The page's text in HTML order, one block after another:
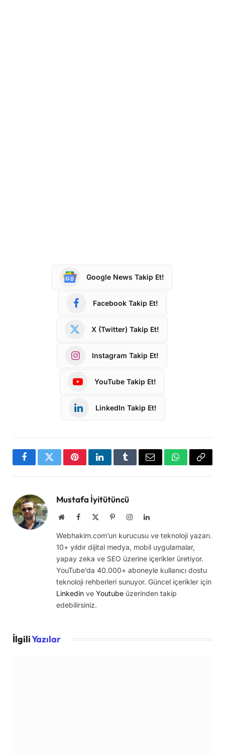
Google News Takip Et!
Facebook Takip Et!
X (Twitter) Takip Et!
Instagram Takip Et!
YouTube Takip Et!
LinkedIn Takip Et!
FacebookTwitterPinterestLinkedInTumblrEmail WhatsApp
Copy
Mustafa İyitütüncü
WebsiteFacebook PinterestInstagramLinkedIn
Webhakim.com’un kurucusu ve teknoloji yazarı.
10+ yıldır dijital medya, mobil uygulamalar,
yapay zeka ve SEO üzerine içerikler üretiyor.
YouTube’da 40.000+ aboneyle kullanıcı dostu
teknoloji rehberleri sunuyor. Güncel içerikler için
Linkedin ve Youtube üzerinden takip
edebilirsiniz.
İlgiliYazılar